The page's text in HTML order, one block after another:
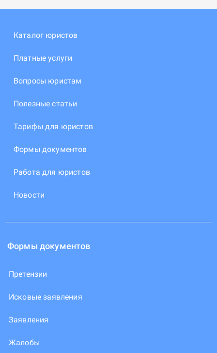
Каталог юристов
Платные услуги
Вопросы юристам
Полезные статьи
Тарифы для юристов
Формы документов
Работа для юристов
Новости
Формы документов
Претензии
Исковые заявления
Заявления
Жалобы